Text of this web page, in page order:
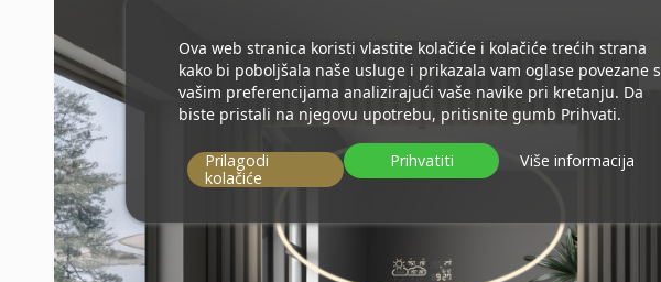
Ova web stranica koristi vlastite kolačiće i kolačiće trećih strana
kako bi poboljšala naše usluge i prikazala vam oglase povezane s
vašim preferencijama analizirajući vaše navike pri kretanju. Da
biste pristali na njegovu upotrebu, pritisnite gumb Prihvati.
Više informacija
Prilagodi
kolačiće
Prihvatiti